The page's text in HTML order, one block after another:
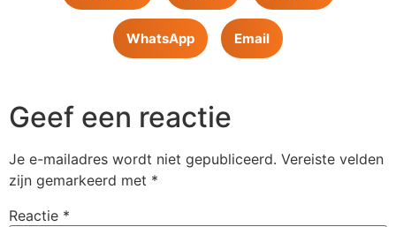
WhatsApp Email
Geef een reactie
Je e-mailadres wordt niet gepubliceerd. Vereiste velden
zijn gemarkeerd met *
Reactie *